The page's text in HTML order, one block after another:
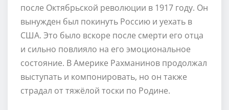
после Октябрьской революции в 1917 году. Он
вынужден был покинуть Россию и уехать в
США. Это было вскоре после смерти его отца
и сильно повлияло на его эмоциональное
состояние. В Америке Рахманинов продолжал
выступать и компонировать, но он также
страдал от тяжёлой тоски по Родине.